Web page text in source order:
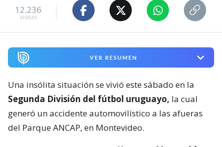
12.236
visitas
VER RESUMEN
Una insólita situación se vivió este sábado en la
Segunda División del fútbol uruguayo, la cual
generó un accidente automovilístico a las afueras
del Parque ANCAP, en Montevideo.